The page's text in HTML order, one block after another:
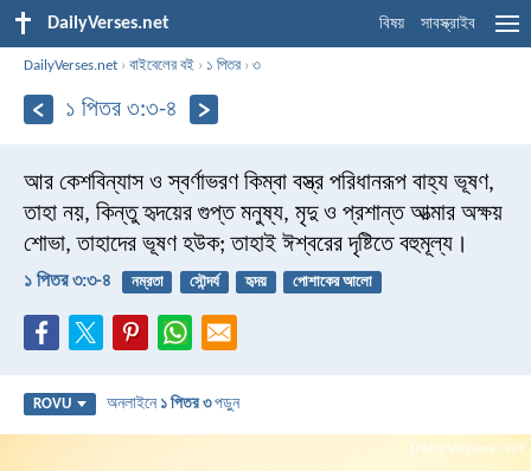
DailyVerses.net বিষয় সাবস্ক্রাইব
DailyVerses.net ›বাইবেলের বই › ১ পিতর ›৩
১ পিতর ৩:৩-৪
আর কেশবিন্যাস ও স্বর্ণাভরণ কিম্বা বস্ত্র পরিধানরূপ বাহ্য ভূষণ,
তাহা নয়, কিন্তু হৃদয়ের গুপ্ত মনুষ্য, মৃদু ও প্রশান্ত আত্মার অক্ষয়
শোভা, তাহাদের ভূষণ হউক; তাহাই ঈশ্বরের দৃষ্টিতে বহুমূল্য।
১ পিতর ৩:৩-৪ নম্রতা সৌন্দর্য হৃদয় পোশাকের আলো
ROVU অনলাইনে ১ পিতর ৩পড়ুন